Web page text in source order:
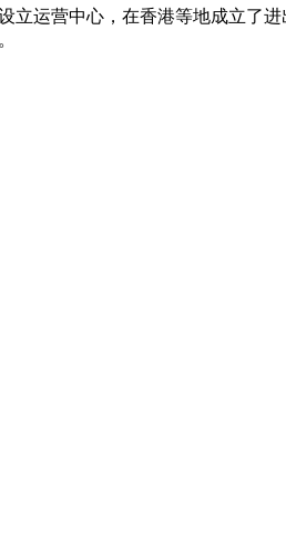
运营中心，在香港等地成立了